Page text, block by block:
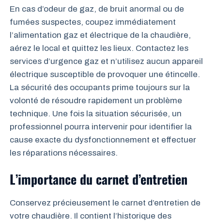
En cas d’odeur de gaz, de bruit anormal ou de
fumées suspectes, coupez immédiatement
l’alimentation gaz et électrique de la chaudière,
aérez le local et quittez les lieux. Contactez les
services d’urgence gaz et n’utilisez aucun appareil
électrique susceptible de provoquer une étincelle.
La sécurité des occupants prime toujours sur la
volonté de résoudre rapidement un problème
technique. Une fois la situation sécurisée, un
professionnel pourra intervenir pour identifier la
cause exacte du dysfonctionnement et effectuer
les réparations nécessaires.
L’importance du carnet d’entretien
Conservez précieusement le carnet d’entretien de
votre chaudière. Il contient l’historique des